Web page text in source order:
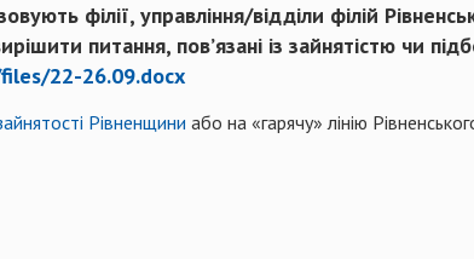
філії, управління/відділи філій
питання, пов’язані із зайнятістю чи
22-26.09.docx
Рівненщини або на «гарячу» лінію